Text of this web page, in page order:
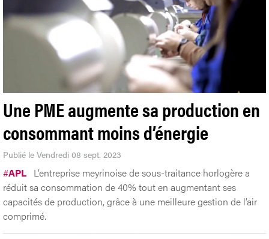
Une PME augmente sa production en
consommant moins d’énergie
Publié le Vendredi 08 sept. 2023
#APL L’entreprise meyrinoise de sous-traitance horlogère a
réduit sa consommation de 40% tout en augmentant ses
capacités de production, grâce à une meilleure gestion de l’air
comprimé.